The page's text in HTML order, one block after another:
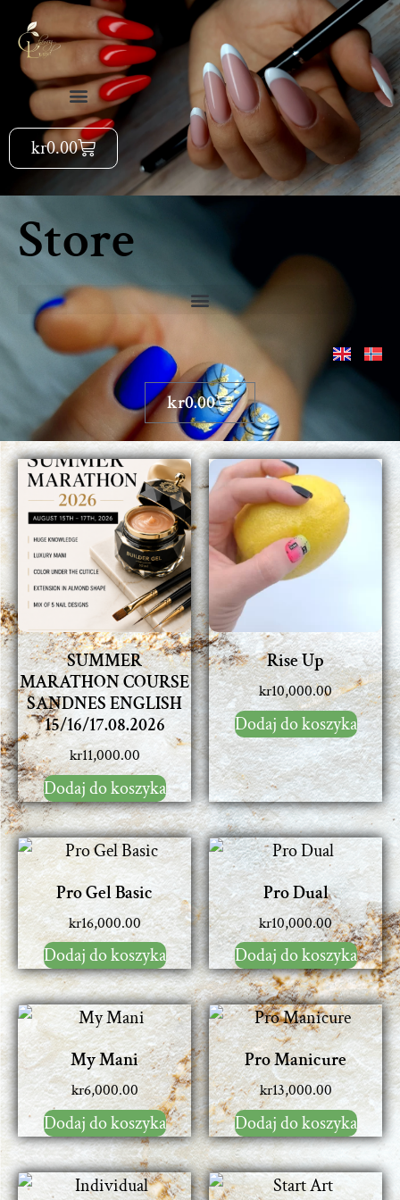
kr0.00
Store
kr0.00
SUMMER
MARATHON COURSE
SANDNES ENGLISH
15/16/17.08.2026
kr11,000.00
Dodaj do koszyka
Rise Up
kr10,000.00
Dodaj do koszyka
Pro Gel Basic
kr16,000.00
Dodaj do koszyka
Pro Dual
kr10,000.00
Dodaj do koszyka
My Mani
kr6,000.00
Dodaj do koszyka
Pro Manicure
kr13,000.00
Dodaj do koszyka